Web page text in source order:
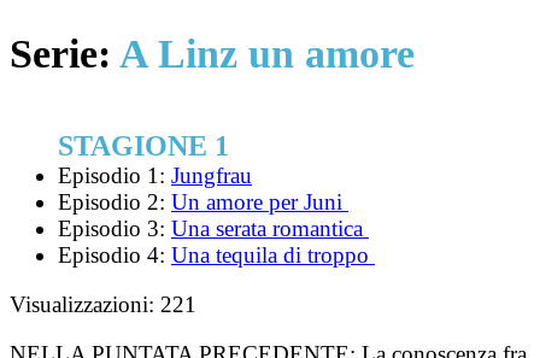
Serie: A Linz un amore
STAGIONE 1
Episodio 1: Jungfrau
Episodio 2: Un amore per Juni
Episodio 3: Una serata romantica
Episodio 4: Una tequila di troppo
Visualizzazioni: 221